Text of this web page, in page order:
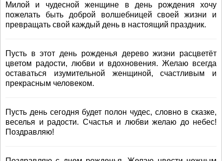
Милой и чудесной женщине в день рождения хочу
пожелать быть доброй волшебницей своей жизни и
превращать свой каждый день в настоящий праздник.
Пусть в этот день рожденья дерево жизни расцветёт
цветом радости, любви и вдохновения. Желаю всегда
оставаться изумительной женщиной, счастливым и
прекрасным человеком.
Пусть день сегодня будет полон чудес, словно в сказке,
веселья и радости. Счастья и любви желаю до небес!
Поздравляю!